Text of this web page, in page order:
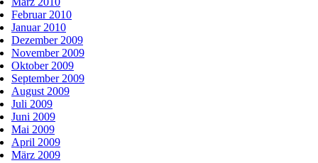
Februar 2010
Januar 2010
Dezember 2009
November 2009
Oktober 2009
September 2009
August 2009
Juli 2009
Juni 2009
Mai 2009
April 2009
März 2009